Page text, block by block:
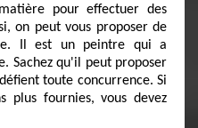
pour effectuer des
on peut vous proposer de
Il est un peintre qui a
Sachez qu'il peut proposer
toute concurrence. Si
plus fournies, vous devez